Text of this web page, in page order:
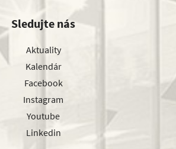
Sledujte nás
Aktuality
Kalendár
Facebook
Instagram
Youtube
Linkedin